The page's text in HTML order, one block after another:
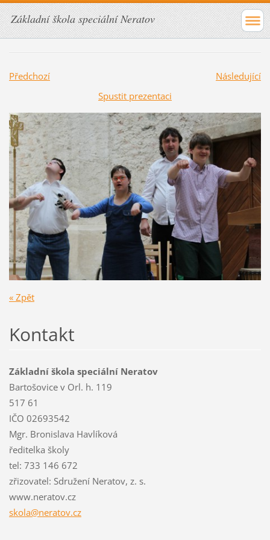
Základní škola speciální Neratov
Předchozí
Následující
Spustit prezentaci
« Zpět
Kontakt
Základní škola speciální Neratov
Bartošovice v Orl. h. 119
517 61
IČO 02693542
Mgr. Bronislava Havlíková
ředitelka školy
tel: 733 146 672
zřizovatel: Sdružení Neratov, z. s.
www.neratov.cz
skola@neratov.cz